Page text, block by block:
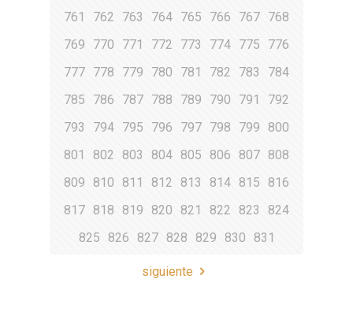
761
762 763 764 765 766 767 768
769
770 771 772 773 774 775
776
777 778 779 780 781 782 783
784
785
786 787 788 789 790 791
792
793
794 795 796 797 798 799
800
801
802 803 804 805 806 807 808
809
810 811 812 813 814 815
816
817 818 819 820 821 822 823
824
825
826 827 828 829 830 831
siguiente